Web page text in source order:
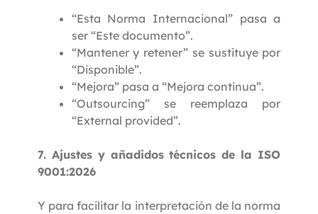
“Esta Norma Internacional” pasa a
ser “Este documento”.
“Mantener y retener” se sustituye por
“Disponible”.
“Mejora” pasa a “Mejora continua”.
“Outsourcing” se reemplaza por
“External provided”.
7. Ajustes y añadidos técnicos de la ISO
9001:2026
Y para facilitar la interpretación de la norma